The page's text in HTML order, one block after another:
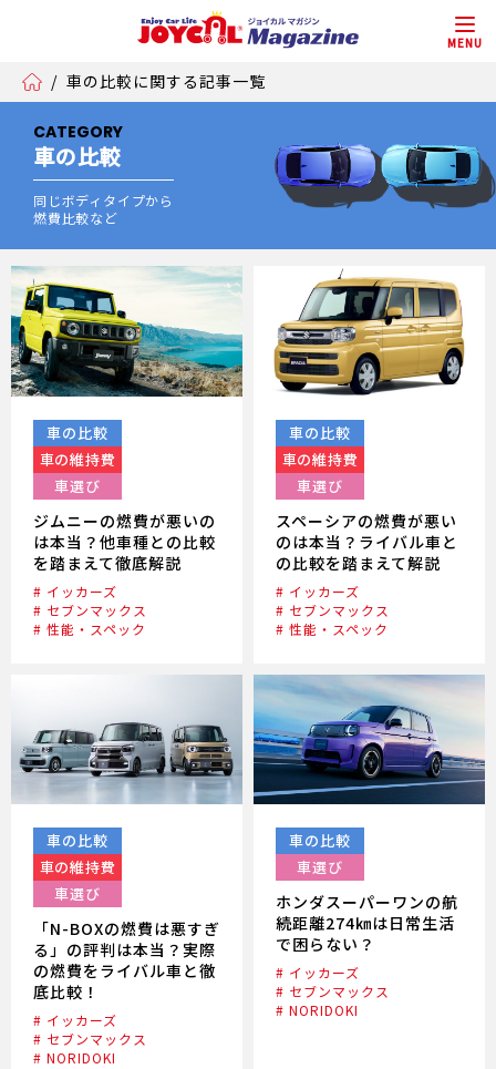
MENU
/ 車の比較に関する記事一覧
CATEGORY
車の比較
同じボディタイプから
燃費比較など
車の比較
車の維持費
車選び
ジムニーの燃費が悪いの
は本当？他車種との比較
を踏まえて徹底解説
# イッカーズ
# セブンマックス
# 性能・スペック
車の比較
車の維持費
車選び
スペーシアの燃費が悪い
のは本当？ライバル車と
の比較を踏まえて解説
# イッカーズ
# セブンマックス
# 性能・スペック
車の比較
車の維持費
車選び
「N-BOXの燃費は悪すぎ
る」の評判は本当？実際
の燃費をライバル車と徹
底比較！
# イッカーズ
# セブンマックス
# NORIDOKI
車の比較
車選び
ホンダスーパーワンの航
続距離274㎞は日常生活
で困らない？
# イッカーズ
# セブンマックス
# NORIDOKI